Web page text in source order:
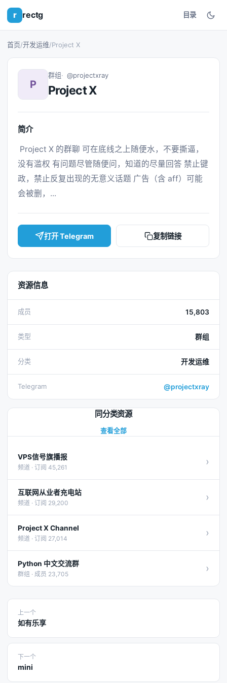
r rectg 目录
首页/开发运维/Project X
P
群组 @projectxray
Project X
简介
没有滥权 有问题尽管随便问，知道的尽量回答 禁止键
政，禁止反复出现的无意义话题 广告（含 aff）可能
会被删，...
打开 Telegram 复制链接
资源信息
成员 15,803
类型 群组
分类 开发运维
Telegram @projectxray
同分类资源
查看全部
VPS信号旗播报
频道 · 订阅 45,261 ›
互联网从业者充电站
频道 · 订阅 29,200 ›
Project X Channel
频道 · 订阅 27,014 ›
Python 中文交流群
群组 · 成员 23,705 ›
上一个
如有乐享
下一个
mini